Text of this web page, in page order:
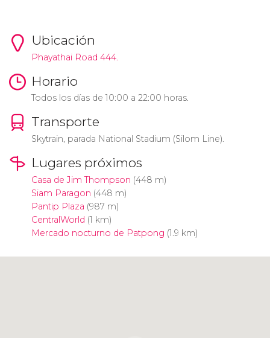
Ubicación
Phayathai Road 444.
Horario
Todos los días de 10:00 a 22:00 horas.
Transporte
Skytrain, parada National Stadium (Silom Line).
Lugares próximos
Casa de Jim Thompson (448 m)
Siam Paragon (448 m)
Pantip Plaza (987 m)
CentralWorld (1 km)
Mercado nocturno de Patpong (1.9 km)